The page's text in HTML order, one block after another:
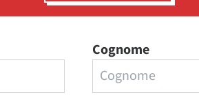
Cognome